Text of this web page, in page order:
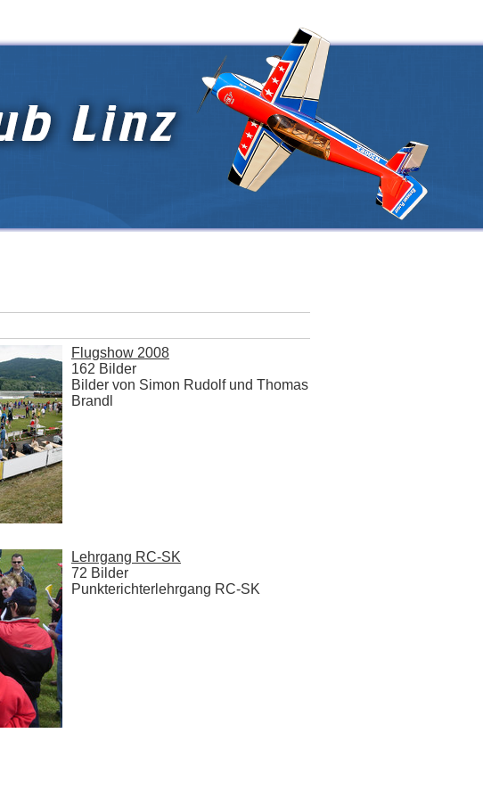
Flugshow 2008
162 Bilder
Bilder von Simon Rudolf und Thomas
Brandl
Lehrgang RC-SK
72 Bilder
Punkterichterlehrgang RC-SK